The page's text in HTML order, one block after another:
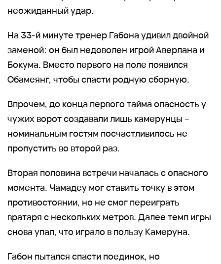
неожиданный удар.
На 33-й минуте тренер Габона удивил двойной
заменой: он был недоволен игрой Аверлана и
Бокума. Вместо первого на поле появился
Обамеянг, чтобы спасти родную сборную.
Впрочем, до конца первого тайма опасность у
чужих ворот создавали лишь камерунцы –
номинальным гостям посчастливилось не
пропустить во второй раз.
Вторая половина встречи началась с опасного
момента. Чамадеу мог ставить точку в этом
противостоянии, но не смог переиграть
вратаря с нескольких метров. Далее темп игры
снова упал, что играло в пользу Камеруна.
Габон пытался спасти поединок, но